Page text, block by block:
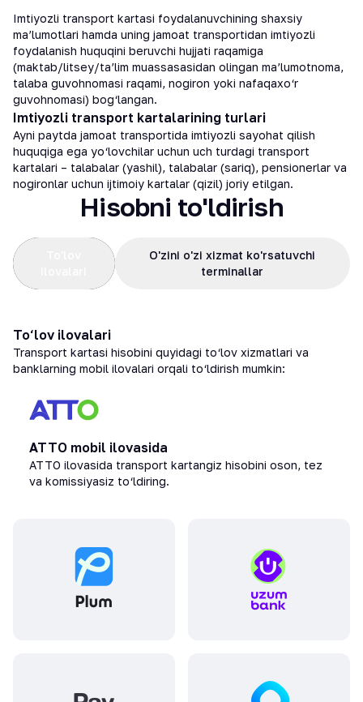
Imtiyozli transport kartasi foydalanuvchining shaxsiy
ma’lumotlari hamda uning jamoat transportidan imtiyozli
foydalanish huquqini beruvchi hujjati raqamiga
(maktab/litsey/ta’lim muassasasidan olingan ma’lumotnoma,
talaba guvohnomasi raqami, nogiron yoki nafaqaxo‘r
guvohnomasi) bog‘langan.
Imtiyozli transport kartalarining turlari
Ayni paytda jamoat transportida imtiyozli sayohat qilish
huquqiga ega yo‘lovchilar uchun uch turdagi transport
kartalari – talabalar (yashil), talabalar (sariq), pensionerlar va
nogironlar uchun ijtimoiy kartalar (qizil) joriy etilgan.
Hisobni to'ldirish
O'zini o'zi xizmat ko'rsatuvchi
terminallar
To‘lov ilovalari
Transport kartasi hisobini quyidagi to‘lov xizmatlari va
banklarning mobil ilovalari orqali to‘ldirish mumkin:
ATTO mobil ilovasida
ATTO ilovasida transport kartangiz hisobini oson, tez
va komissiyasiz to‘ldiring.